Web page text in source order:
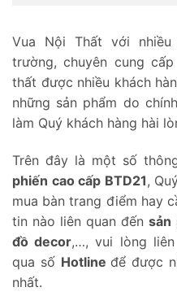
Vua Nội Thất với
trường, chuyên cung
thất được nhiều khách
những sản phẩm do
làm Quý khách hàng hài
Trên đây là một số
phiến cao cấp BTD21,
mua bàn trang điểm hay
tin nào liên quan đếnsản
đồ decor,…, vui lòng
qua số Hotlineđể được
nhất.